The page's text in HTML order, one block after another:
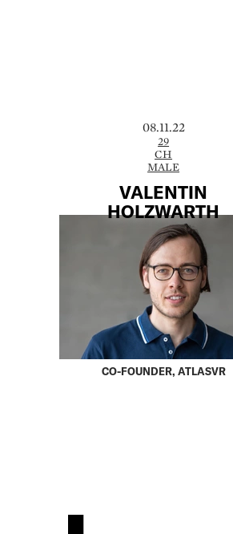
08.11.22
29
CH
MALE
VALENTIN
HOLZWARTH
CO-FOUNDER, ATLASVR